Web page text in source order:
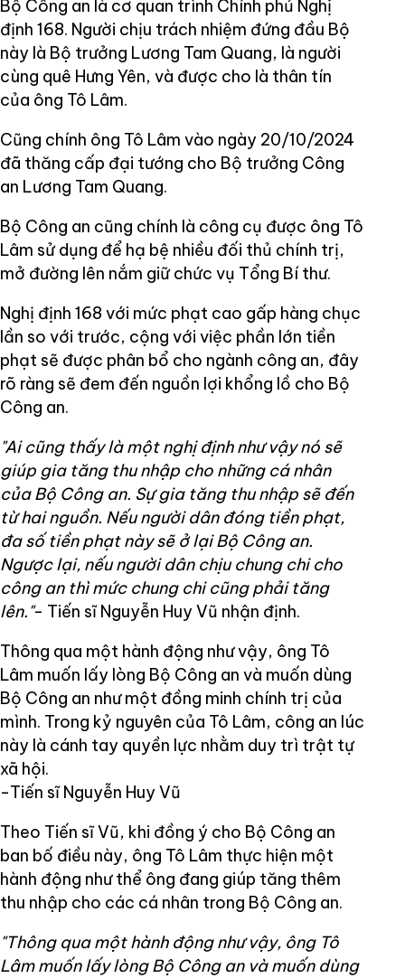
Bộ Công an là cơ quan trình Chính phủ Nghị
định 168. Người chịu trách nhiệm đứng đầu Bộ
này là Bộ trưởng Lương Tam Quang, là người
cùng quê Hưng Yên, và được cho là thân tín
của ông Tô Lâm.
Cũng chính ông Tô Lâm vào ngày 20/10/2024
đã thăng cấp đại tướng cho Bộ trưởng Công
an Lương Tam Quang.
Bộ Công an cũng chính là công cụ được ông Tô
Lâm sử dụng để hạ bệ nhiều đối thủ chính trị,
mở đường lên nắm giữ chức vụ Tổng Bí thư.
Nghị định 168 với mức phạt cao gấp hàng chục
lần so với trước, cộng với việc phần lớn tiền
phạt sẽ được phân bổ cho ngành công an, đây
rõ ràng sẽ đem đến nguồn lợi khổng lồ cho Bộ
Công an.
"Ai cũng thấy là một nghị định như vậy nó sẽ
giúp gia tăng thu nhập cho những cá nhân
của Bộ Công an. Sự gia tăng thu nhập sẽ đến
từ hai nguồn. Nếu người dân đóng tiền phạt,
đa số tiền phạt này sẽ ở lại Bộ Công an.
Ngược lại, nếu người dân chịu chung chi cho
công an thì mức chung chi cũng phải tăng
lên."- Tiến sĩ Nguyễn Huy Vũ nhận định.
Thông qua một hành động như vậy, ông Tô
Lâm muốn lấy lòng Bộ Công an và muốn dùng
Bộ Công an như một đồng minh chính trị của
mình. Trong kỷ nguyên của Tô Lâm, công an lúc
này là cánh tay quyền lực nhằm duy trì trật tự
xã hội.
-Tiến sĩ Nguyễn Huy Vũ
Theo Tiến sĩ Vũ, khi đồng ý cho Bộ Công an
ban bố điều này, ông Tô Lâm thực hiện một
hành động như thể ông đang giúp tăng thêm
thu nhập cho các cá nhân trong Bộ Công an.
"Thông qua một hành động như vậy, ông Tô
Lâm muốn lấy lòng Bộ Công an và muốn dùng